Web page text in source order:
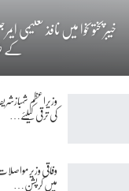
خیبرپختونخوا میں نافذ تعلیمی
کے
وزیراعظم
کی ترقی کیلئے…
وفاقی وزیر
میں کرپشن…